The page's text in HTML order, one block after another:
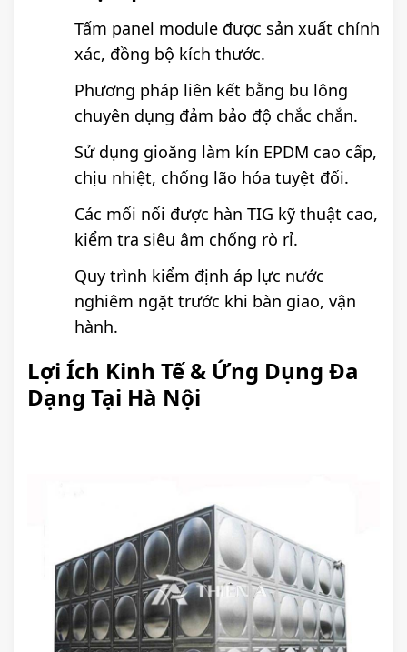
Tấm panel module được sản xuất chính
xác, đồng bộ kích thước.
Phương pháp liên kết bằng bu lông
chuyên dụng đảm bảo độ chắc chắn.
Sử dụng gioăng làm kín EPDM cao cấp,
chịu nhiệt, chống lão hóa tuyệt đối.
Các mối nối được hàn TIG kỹ thuật cao,
kiểm tra siêu âm chống rò rỉ.
Quy trình kiểm định áp lực nước
nghiêm ngặt trước khi bàn giao, vận
hành.
Lợi Ích Kinh Tế & Ứng Dụng Đa
Dạng Tại Hà Nội